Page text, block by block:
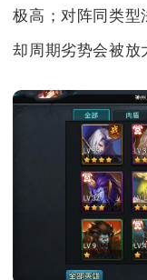
极高；对阵同类型
却周期劣势会被放